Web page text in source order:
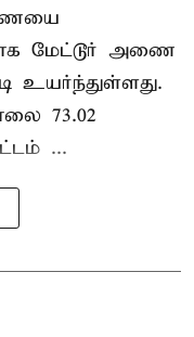
மேட்டூர் அணை
உயர்ந்துள்ளது.
73.02
...